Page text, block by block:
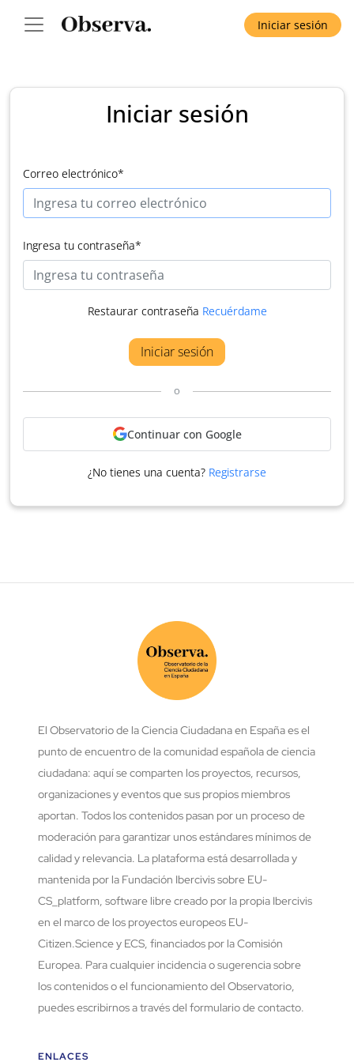
Iniciar sesión
Iniciar sesión
Correo electrónico*
Ingresa tu contraseña*
Restaurar contraseña Recuérdame
Iniciar sesión
o
Continuar con Google
¿No tienes una cuenta? Registrarse
El Observatorio de la Ciencia Ciudadana en España es el
punto de encuentro de la comunidad española de ciencia
ciudadana: aquí se comparten los proyectos, recursos,
organizaciones y eventos que sus propios miembros
aportan. Todos los contenidos pasan por un proceso de
moderación para garantizar unos estándares mínimos de
calidad y relevancia. La plataforma está desarrollada y
mantenida por la Fundación Ibercivis sobre EU-
CS_platform, software libre creado por la propia Ibercivis
en el marco de los proyectos europeos EU-
Citizen.Science y ECS, financiados por la Comisión
Europea. Para cualquier incidencia o sugerencia sobre
los contenidos o el funcionamiento del Observatorio,
puedes escribirnos a través del formulario de contacto.
ENLACES